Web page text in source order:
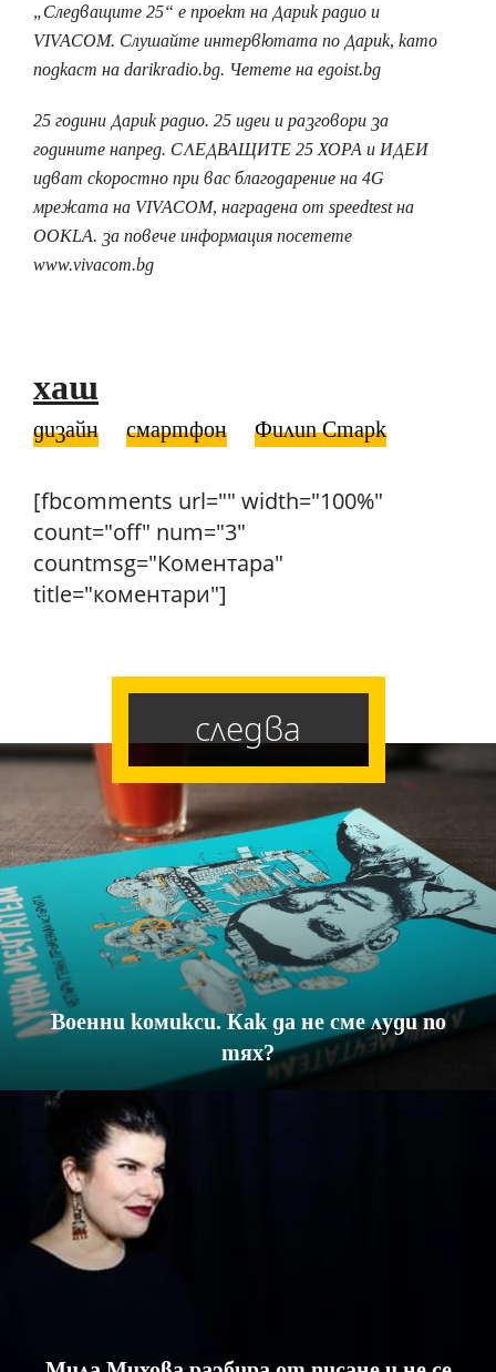
„Следващите 25“ е проект на Дарик радио и
VIVACOM. Слушайте интервютата по Дарик, като
подкаст на darikradio.bg. Четете на egoist.bg
25 години Дарик радио. 25 идеи и разговори за
годините напред. СЛЕДВАЩИТЕ 25 ХОРА и ИДЕИ
идват скоростно при вас благодарение на 4G
мрежата на VIVACOM, наградена от speedtest на
OOKLA. за повече информация посетете
www.vivacom.bg
хаш
дизайн смартфон Филип Старк
[fbcomments url="" width="100%"
count="off" num="3"
countmsg="Коментара"
title="коментари"]
следва
Военни комикси. Как да не сме луди по
тях?